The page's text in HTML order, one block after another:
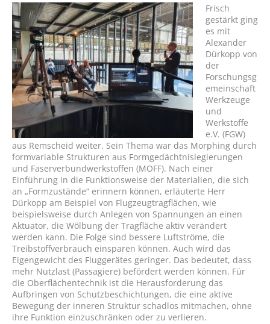
Frisch
gestärkt ging
es mit
Alexander
Dürkopp von
der
Forschungsg
emeinschaft
Werkzeuge
und
Werkstoffe
e.V. (FGW)
aus Remscheid weiter. Sein Thema war das Morphing durch
formvariable Strukturen aus Formgedächtnislegierungen
und Faserverbundwerkstoffen (MOFF). Nach einer
Einführung in die Funktionsweise der Materialien, die sich
an „Formzustände“ erinnern können, erläuterte Herr
Dürkopp am Beispiel von Flugzeugtragflächen, wie
beispielsweise durch Anlegen von Spannungen an einen
Aktuator, die Wölbung der Tragfläche aktiv verändert
werden kann. Die Folge sind bessere Luftströme, die
Treibstoffverbrauch einsparen können. Auch wird das
Eigengewicht des Fluggerätes geringer. Das bedeutet, dass
mehr Nutzlast (Passagiere) befördert werden können. Für
die Oberflächentechnik ist die Herausforderung das
Aufbringen von Schutzbeschichtungen, die eine aktive
Bewegung der inneren Struktur schadlos mitmachen, ohne
ihre Funktion einzuschränken oder zu verlieren.